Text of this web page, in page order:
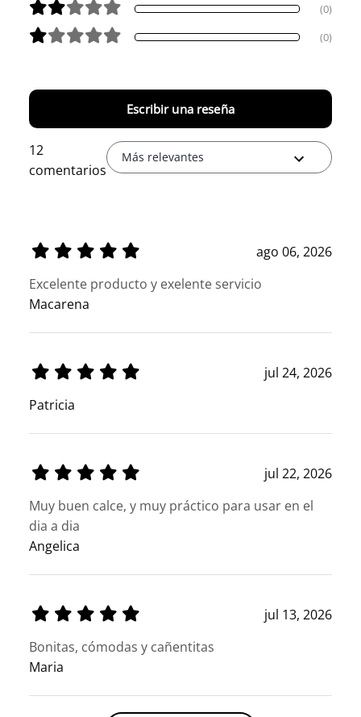
(0)
(0)
Escribir una reseña
12
comentarios
Más relevantes
ago 06, 2026
Excelente producto y exelente servicio
Macarena
jul 24, 2026
Patricia
jul 22, 2026
Muy buen calce, y muy práctico para usar en el
dia a dia
Angelica
jul 13, 2026
Bonitas, cómodas y cañentitas
Maria